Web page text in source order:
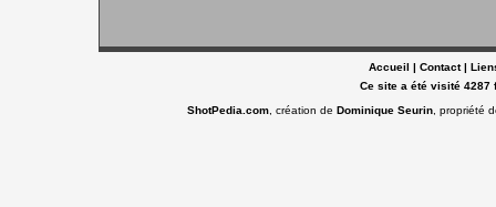
Accueil | Contact|
Ce site a été visité 4287
ShotPedia.com , création deDominique Seurin , propriété